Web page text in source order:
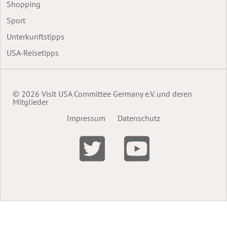
Shopping
Sport
Unterkunftstipps
USA-Reisetipps
© 2026 Visit USA Committee Germany e.V. und deren
Mitglieder
Impressum
Datenschutz